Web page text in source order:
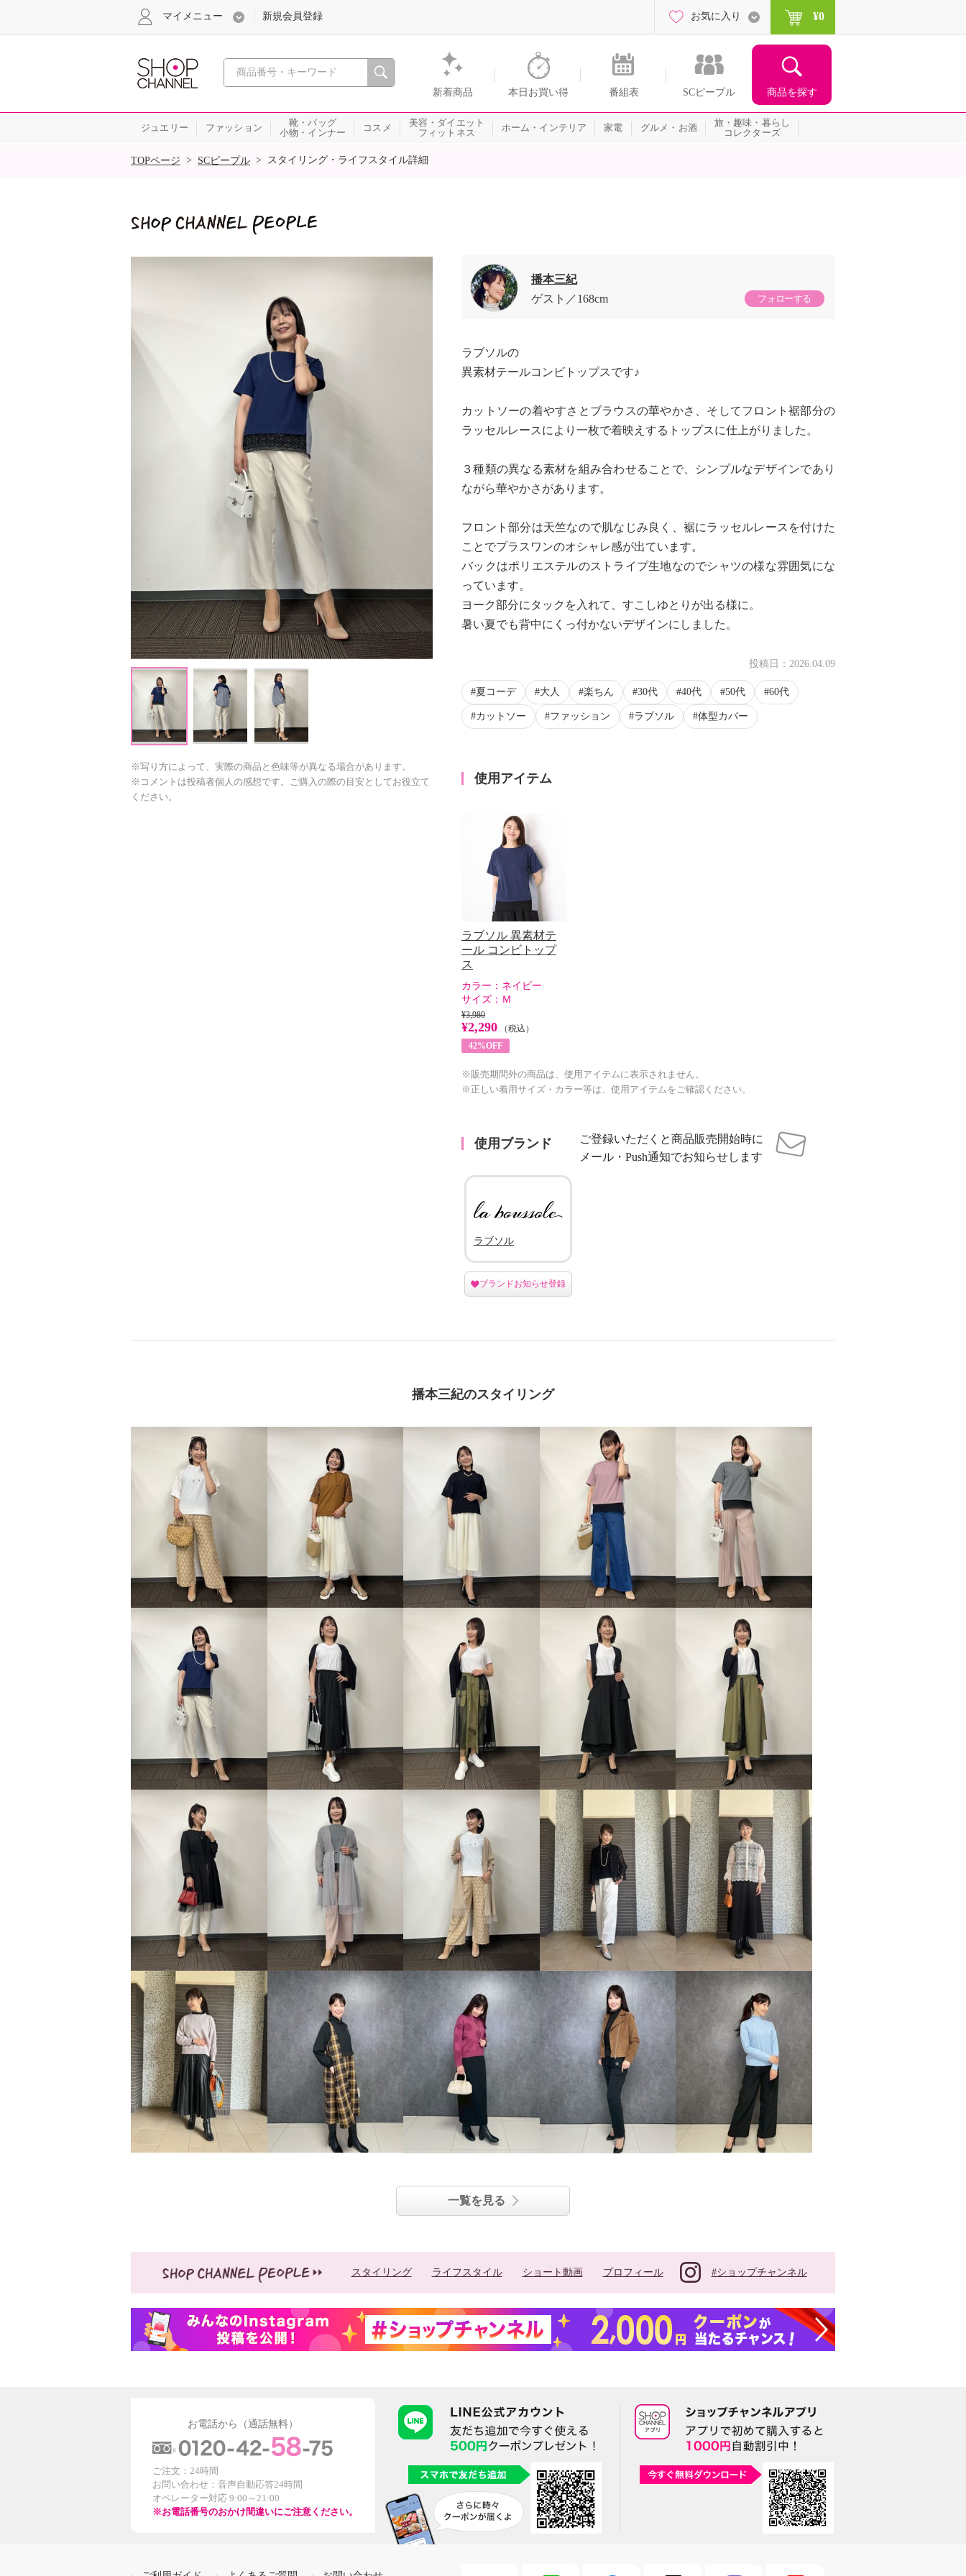
心おどる、瞬間を。通販・テレビショッピングのショップチャンネル
新着商品 本日お買い得 番組表 SCピープル 商品を探す
マイメニュー 新規会員登録 お気に入り ¥0
ジュエリー ファッション
靴・バッグ
小物・インナー
コスメ
美容・ダイエット
フィットネス
ホーム・インテリア 家電 グルメ・お酒
旅・趣味・暮らし
コレクターズ
SALE
TOPページ > SCピープル > スタイリング・ライフスタイル詳細
※写り方によって、実際の商品と色味等が異なる場合があります。
※コメントは投稿者個人の感想です。ご購入の際の目安としてお役立て
ください。
播本三紀
ゲスト
168cm フォローする
ラブソルの
異素材テールコンビトップスです♪
カットソーの着やすさとブラウスの華やかさ、そしてフロント裾部分の
ラッセルレースにより一枚で着映えするトップスに仕上がりました。
３種類の異なる素材を組み合わせることで、シンプルなデザインであり
ながら華やかさがあります。
フロント部分は天竺なので肌なじみ良く、裾にラッセルレースを付けた
ことでプラスワンのオシャレ感が出ています。
バックはポリエステルのストライプ生地なのでシャツの様な雰囲気にな
っています。
ヨーク部分にタックを入れて、すこしゆとりが出る様に。
暑い夏でも背中にくっ付かないデザインにしました。
投稿日： 2026.04.09
夏コーデ 大人 楽ちん 30代 40代 50代 60代
カットソー ファッション ラブソル 体型カバー
使用アイテム
ラブソル 異素材テ
ール コンビトップ
ス
カラー： ネイビー
サイズ： Ｍ
¥3,980
¥2,290
（税込）
42%OFF
※販売期間外の商品は、使用アイテムに表示されません。
※正しい着用サイズ・カラー等は、使用アイテムをご確認ください。
使用ブランド
ご登録いただくと商品販売開始時に
メール・Push通知でお知らせします
ラブソル
ブランドお知らせ登録
播本三紀のスタイリング
一覧を見る
スタイリング ライフスタイル ショート動画 プロフィール #ショップチャンネル
お電話から（通話無料）
ご注文：24時間
お問い合わせ：音声自動応答24時間
オペレーター対応 9:00～21:00
※お電話番号のおかけ間違いにご注意ください。